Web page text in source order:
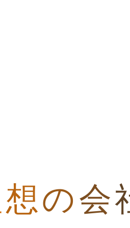
想の会